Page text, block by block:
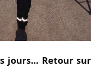
Retour